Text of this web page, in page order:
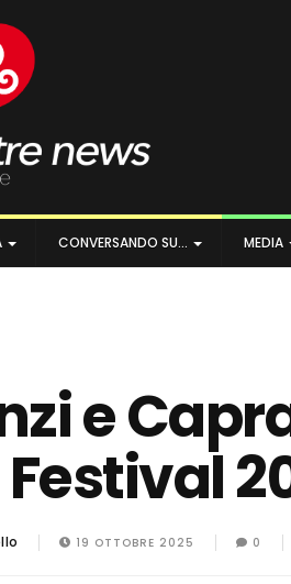
CONVERSANDO SU… MEDIA
e
19 OTTOBRE 2025 0